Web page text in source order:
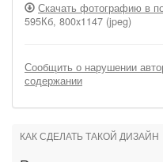
Скачать фотографию в
595Кб, 800x1147 (jpeg)
Сообщить о нарушении
содержании
КАК СДЕЛАТЬ ТАКОЙ ДИЗАЙН